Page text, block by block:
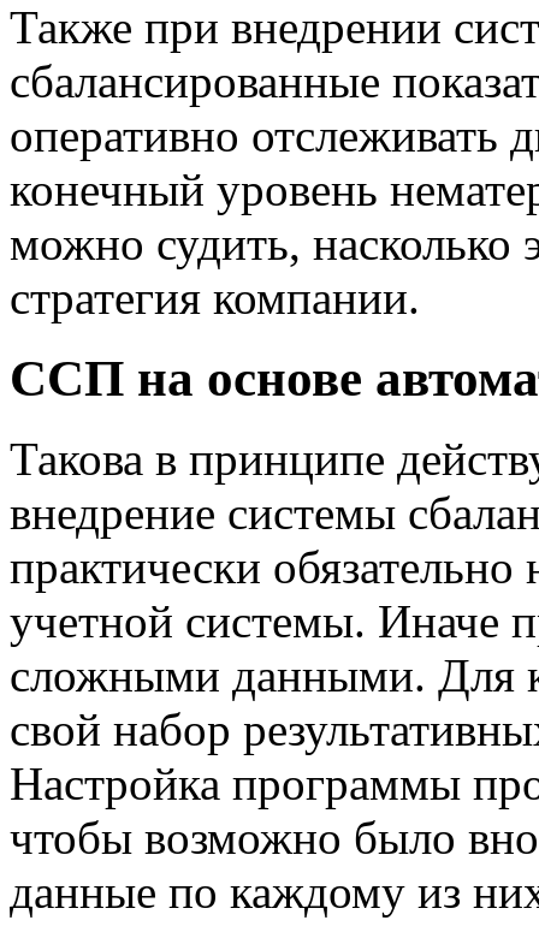
Также при внедрении
сбалансированные
оперативно отслеживать
конечный уровень
можно судить, насколько
стратегия компании.
ССП на основе
Такова в принципе
внедрение системы
практически обязательно
учетной системы. Иначе
сложными данными. Для
свой набор
Настройка программы
чтобы возможно было
данные по каждому из